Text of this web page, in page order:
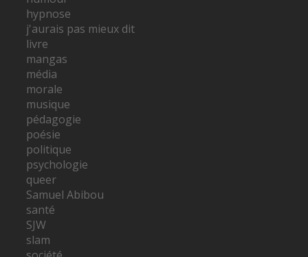
hypnose
j'aurais pas mieux dit
livre
mangas
média
morale
musique
pédagogie
poésie
politique
psychologie
queer
Samuel Abibou
santé
SJW
slam